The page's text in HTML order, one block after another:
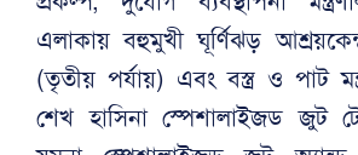
এলাকায় বহুমুখী ঘূর্ণিঝড়
(তৃতীয় পর্যায়) এবং বস্ত্র ও পাট
শেখ হাসিনা স্পেশালাইজড জুট